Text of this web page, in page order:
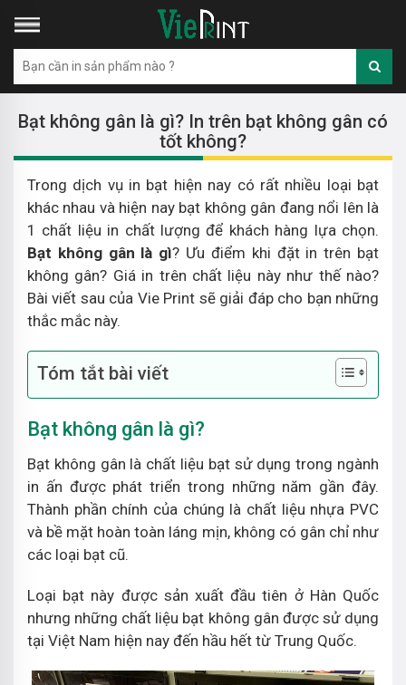
Bạt không gân là gì? In trên bạt không gân có
tốt không?
Trong dịch vụ in bạt hiện nay có rất nhiều loại bạt
khác nhau và hiện nay bạt không gân đang nổi lên là
1 chất liệu in chất lượng để khách hàng lựa chọn.
Bạt không gân là gì? Ưu điểm khi đặt in trên bạt
không gân? Giá in trên chất liệu này như thế nào?
Bài viết sau của Vie Print sẽ giải đáp cho bạn những
thắc mắc này.
Tóm tắt bài viết
Bạt không gân là gì?
Bạt không gân là chất liệu bạt sử dụng trong ngành
in ấn được phát triển trong những năm gần đây.
Thành phần chính của chúng là chất liệu nhựa PVC
và bề mặt hoàn toàn láng mịn, không có gân chỉ như
các loại bạt cũ.
Loại bạt này được sản xuất đầu tiên ở Hàn Quốc
nhưng những chất liệu bạt không gân được sử dụng
tại Việt Nam hiện nay đến hầu hết từ Trung Quốc.